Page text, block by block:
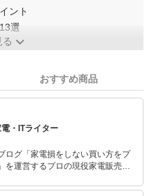
ント
選
おすすめ商品
・ITライター
ログ「家電損をしない買い方をプ
を運営するプロの現役家電販売
家電量販店の道へと進んで15年